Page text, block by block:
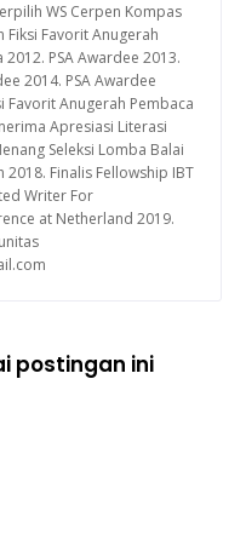
WS Cerpen Kompas
Fiksi Favorit Anugerah
PSA Awardee 2013.
2014. PSA Awardee
Favorit Anugerah Pembaca
Apresiasi Literasi
Seleksi Lomba Balai
2018. Finalis Fellowship IBT
Writer For
at Netherland 2019.
postingan ini